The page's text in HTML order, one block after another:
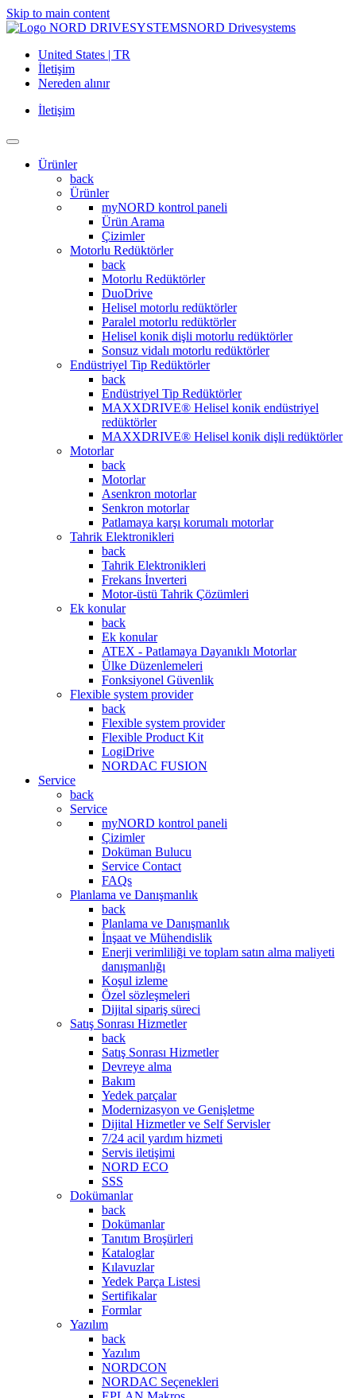
Skip to main content
NORD Drivesystems
United States | TR
İletişim
Nereden alınır
İletişim
Ürünler
back
Ürünler
myNORD kontrol paneli
Ürün Arama
Çizimler
Motorlu Redüktörler
back
Motorlu Redüktörler
DuoDrive
Helisel motorlu redüktörler
Paralel motorlu redüktörler
Helisel konik dişli motorlu redüktörler
Sonsuz vidalı motorlu redüktörler
Endüstriyel Tip Redüktörler
back
Endüstriyel Tip Redüktörler
MAXXDRIVE® Helisel konik endüstriyel
redüktörler
MAXXDRIVE® Helisel konik dişli redüktörler
Motorlar
back
Motorlar
Asenkron motorlar
Senkron motorlar
Patlamaya karşı korumalı motorlar
Tahrik Elektronikleri
back
Tahrik Elektronikleri
Frekans İnverteri
Motor-üstü Tahrik Çözümleri
Ek konular
back
Ek konular
ATEX - Patlamaya Dayanıklı Motorlar
Ülke Düzenlemeleri
Fonksiyonel Güvenlik
Flexible system provider
back
Flexible system provider
Flexible Product Kit
LogiDrive
NORDAC FUSION
Service
back
Service
myNORD kontrol paneli
Çizimler
Doküman Bulucu
Service Contact
FAQs
Planlama ve Danışmanlık
back
Planlama ve Danışmanlık
İnşaat ve Mühendislik
Enerji verimliliği ve toplam satın alma maliyeti
danışmanlığı
Koşul izleme
Özel sözleşmeleri
Dijital sipariş süreci
Satış Sonrası Hizmetler
back
Satış Sonrası Hizmetler
Devreye alma
Bakım
Yedek parçalar
Modernizasyon ve Genişletme
Dijital Hizmetler ve Self Servisler
7/24 acil yardım hizmeti
Servis iletişimi
NORD ECO
SSS
Dokümanlar
back
Dokümanlar
Tanıtım Broşürleri
Kataloglar
Kılavuzlar
Yedek Parça Listesi
Sertifikalar
Formlar
Yazılım
back
Yazılım
NORDCON
NORDAC Seçenekleri